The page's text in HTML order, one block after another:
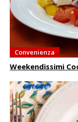
Convenienza
Weekendissimi